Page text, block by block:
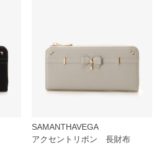
SAMANTHAVEGA
アクセントリボン 長財布